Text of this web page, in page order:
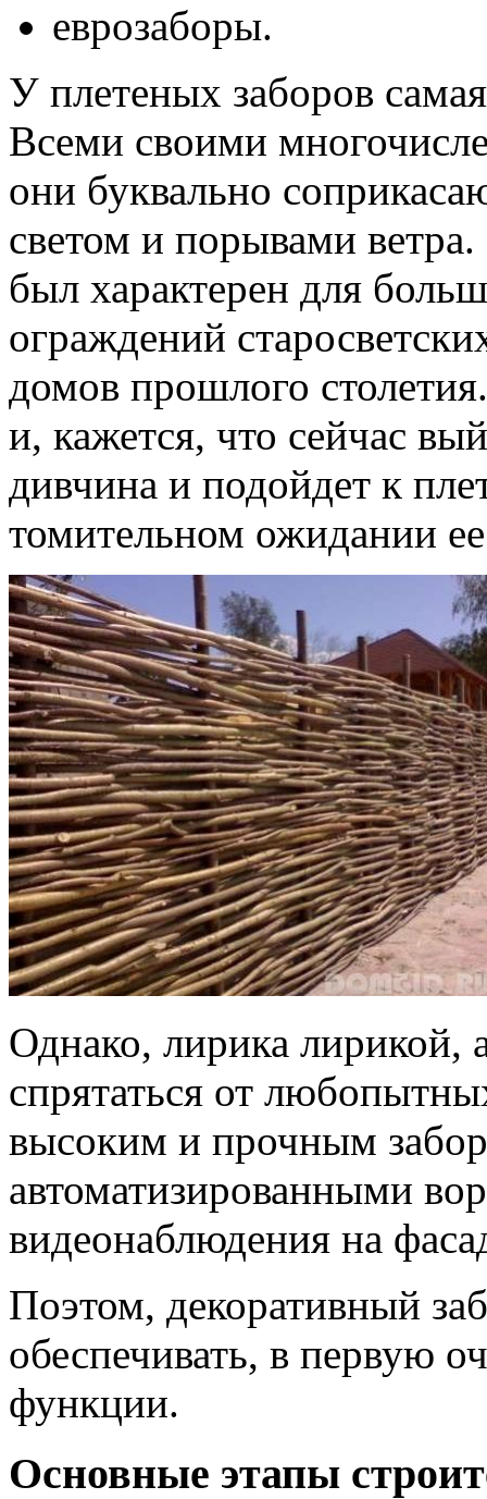
еврозаборы.
У плетеных заборов
Всеми своими
они буквально
светом и порывами
был характерен для
ограждений
домов прошлого
и, кажется, что сейчас
дивчина и подойдет к
томительном ожидании
Однако, лирика лирикой,
спрятаться от
высоким и прочным
автоматизированными
видеонаблюдения на
Поэтом, декоративный
обеспечивать, в первую
функции.
Основные этапы